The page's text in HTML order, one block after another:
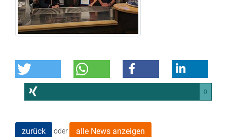
0
zurück oder alle News anzeigen